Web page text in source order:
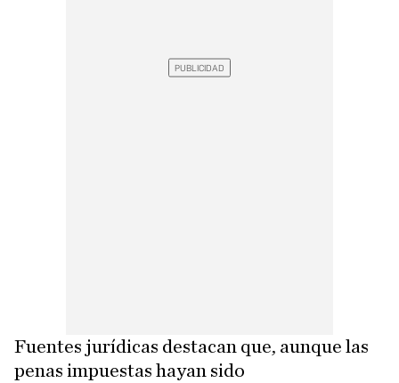
Fuentes jurídicas destacan que, aunque las
penas impuestas hayan sido